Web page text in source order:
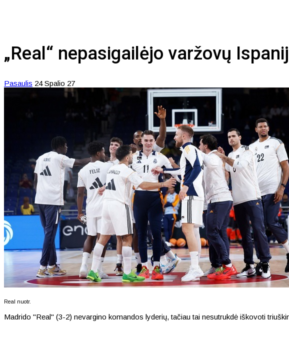
„Real“ nepasigailėjo varžovų
Pasaulis 24 Spalio 27
Real nuotr.
Madrido "Real" (3-2) nevargino komandos lyderių, tačiau tai nesutrukdė iškovoti